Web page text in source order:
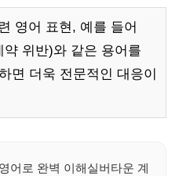
영어 표현, 예를 들어
약 위반)와 같은 용어를
면 더욱 전문적인 대응이
어로 완벽 이해실버타운 계